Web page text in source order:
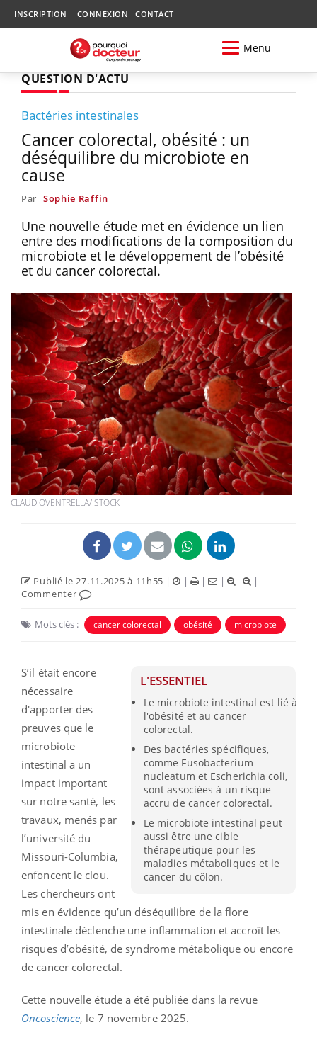
INSCRIPTION CONNEXION CONTACT
Menu
QUESTION D'ACTU
Bactéries intestinales
Cancer colorectal, obésité : un
déséquilibre du microbiote en
cause
Par Sophie Raffin
Une nouvelle étude met en évidence un lien
entre des modifications de la composition du
microbiote et le développement de l’obésité
et du cancer colorectal.
CLAUDIOVENTRELLA/ISTOCK
Publié le 27.11.2025 à 11h55 | | | |
|
Commenter
Mots clés : cancer colorectal obésité microbiote
L'ESSENTIEL
Le microbiote intestinal est lié à
l'obésité et au cancer
colorectal.
Des bactéries spécifiques,
comme Fusobacterium
nucleatum et Escherichia coli,
sont associées à un risque
accru de cancer colorectal.
Le microbiote intestinal peut
aussi être une cible
thérapeutique pour les
maladies métaboliques et le
cancer du côlon.
S’il était encore
nécessaire
d'apporter des
preuves que le
microbiote
intestinal a un
impact important
sur notre santé, les
travaux, menés par
l’université du
Missouri-Columbia,
enfoncent le clou.
Les chercheurs ont
mis en évidence qu’un déséquilibre de la flore
intestinale déclenche une inflammation et accroît les
risques d’obésité, de syndrome métabolique ou encore
de cancer colorectal.
Cette nouvelle étude a été publiée dans la revue
Oncoscience, le 7 novembre 2025.